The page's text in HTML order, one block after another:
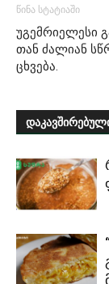
წინა სტატიაში
უგემრიელესი
თან ძალიან
ცხვება.